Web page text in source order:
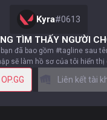
Kyra#0613
TÌM THẤY NGƯỜI
đã bao gồm #tagline sau
sẽ làm hồ sơ của tôi hiển
Liên kết tài